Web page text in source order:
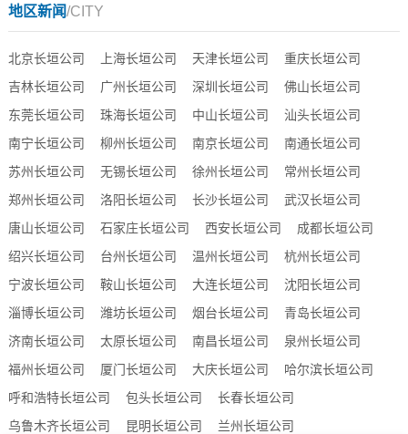
地区新闻/CITY
北京长垣公司 上海长垣公司 天津长垣公司
重庆长垣公司
吉林长垣公司
广州长垣公司 深圳长垣公司
佛山长垣公司
东莞长垣公司
珠海长垣公司 中山长垣公司
汕头长垣公司
南宁长垣公司
柳州长垣公司 南京长垣公司
南通长垣公司
苏州长垣公司
无锡长垣公司 徐州长垣公司
常州长垣公司
郑州长垣公司
洛阳长垣公司 长沙长垣公司
武汉长垣公司
唐山长垣公司
石家庄长垣公司 西安长垣公司
成都长垣公司
绍兴长垣公司
台州长垣公司 温州长垣公司
杭州长垣公司
宁波长垣公司
鞍山长垣公司 大连长垣公司
沈阳长垣公司
淄博长垣公司
潍坊长垣公司 烟台长垣公司
青岛长垣公司
济南长垣公司
太原长垣公司 南昌长垣公司
泉州长垣公司
福州长垣公司
厦门长垣公司 大庆长垣公司
哈尔滨长垣公司
呼和浩特长垣公司
包头长垣公司
长春长垣公司
乌鲁木齐长垣公司
昆明长垣公司 兰州长垣公司